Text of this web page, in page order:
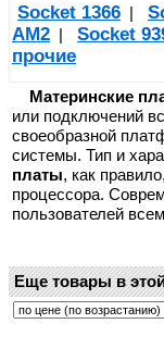
Socket 1366 |
AM2 |
Socket
прочие
Материнские
или подключений
своеобразной
системы. Тип и
платы, как
процессора.
пользователей
Еще товары в